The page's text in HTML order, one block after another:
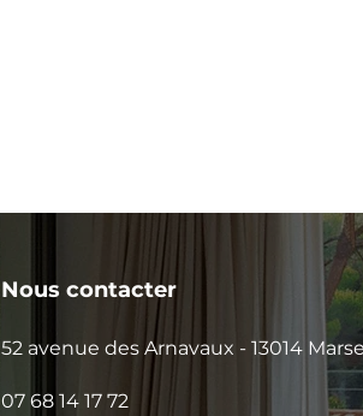
Nous contacter
52 avenue des Arnavaux - 13014
07 68 14 17 72